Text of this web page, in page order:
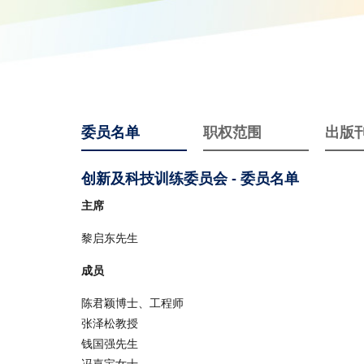
委员名单 职权范围 出版
创新及科技训练委员会 - 委员名单
主席
黎启东先生
成员
陈君颖博士、工程师
张泽松教授
钱国强先生